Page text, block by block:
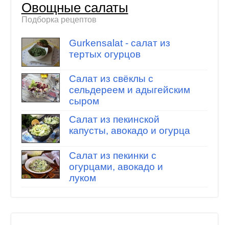
Овощные салаты
Подборка рецептов
Gurkensalat - салат из
тертых огурцов
Салат из свёклы с
сельдереем и адыгейским
сыром
Салат из пекинской
капусты, авокадо и огурца
Салат из пекинки с
огурцами, авокадо и
луком